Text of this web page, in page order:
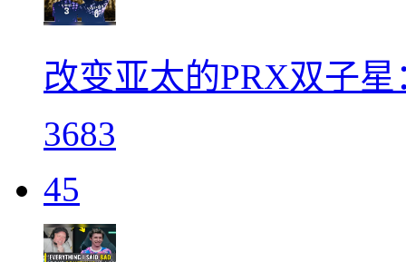
改变亚太的PRX双子星
3683
45